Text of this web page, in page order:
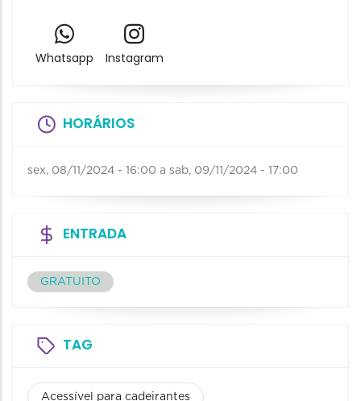
Whatsapp Instagram
HORÁRIOS
sex, 08/11/2024 - 16:00 a sab, 09/11/2024 - 17:00
ENTRADA
GRATUITO
TAG
Acessível para cadeirantes